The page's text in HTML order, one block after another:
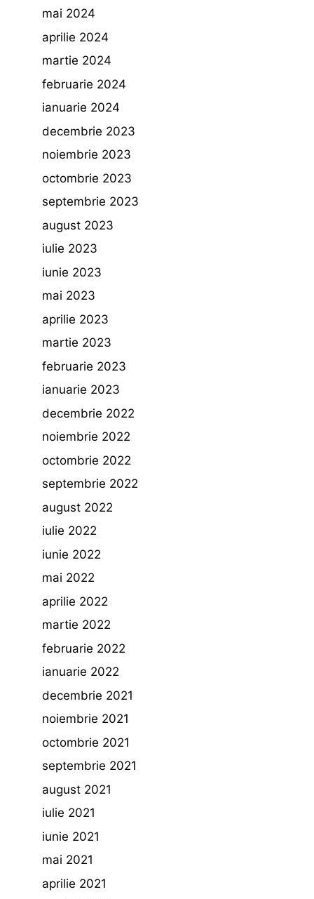
mai 2024
aprilie 2024
martie 2024
februarie 2024
ianuarie 2024
decembrie 2023
noiembrie 2023
octombrie 2023
septembrie 2023
august 2023
iulie 2023
iunie 2023
mai 2023
aprilie 2023
martie 2023
februarie 2023
ianuarie 2023
decembrie 2022
noiembrie 2022
octombrie 2022
septembrie 2022
august 2022
iulie 2022
iunie 2022
mai 2022
aprilie 2022
martie 2022
februarie 2022
ianuarie 2022
decembrie 2021
noiembrie 2021
octombrie 2021
septembrie 2021
august 2021
iulie 2021
iunie 2021
mai 2021
aprilie 2021